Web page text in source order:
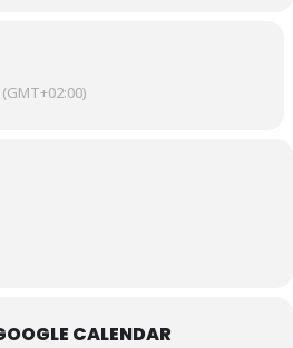
(GMT+02:00)
CALENDAR